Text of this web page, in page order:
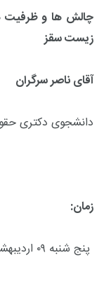
چالش ها و ظرفیت
زیست سقز
آقای ناصر سرگران
دانشجوی دکتری
زمان:
پنج شنبه ۰۹ اردیبهشت ۱۳۹۵